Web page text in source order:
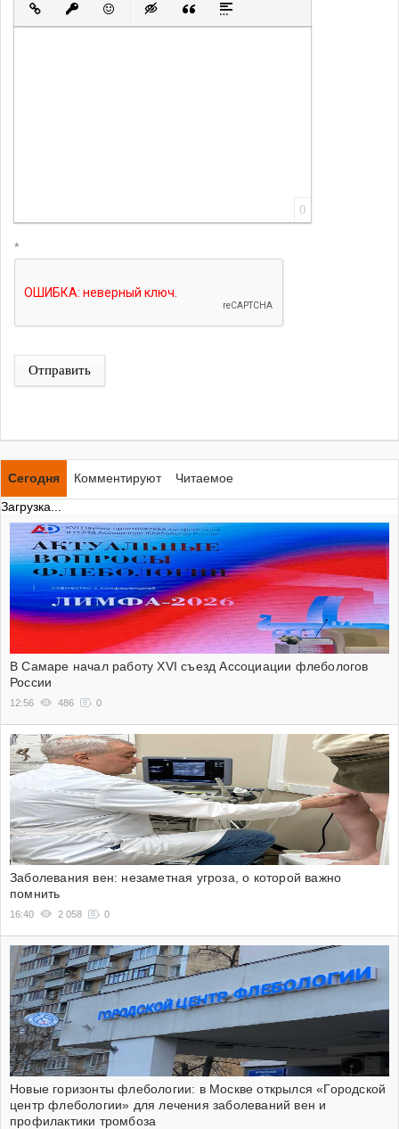
Вставить ссылку
Вставить защищенную ссылку
Вставить смайлик
Вставка скрытого текста
Вставка цитаты
Вставка спойлера
0
*
Отправить
Сегодня Комментируют
Читаемое
Загрузка...
В Самаре начал работу XVI съезд Ассоциации флебологов
России
12:56 486 0
Заболевания вен: незаметная угроза, о которой важно
помнить
16:40 2 058 0
Новые горизонты флебологии: в Москве открылся «Городской
центр флебологии» для лечения заболеваний вен и
профилактики тромбоза